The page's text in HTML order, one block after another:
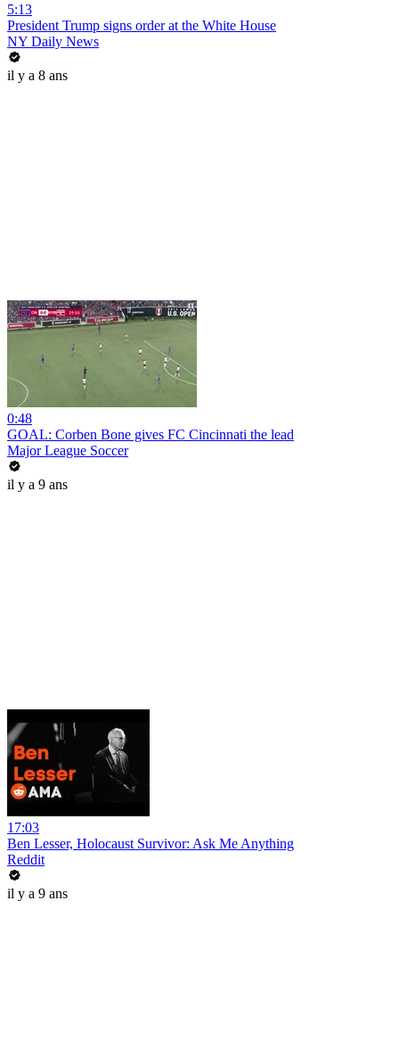
5:13
President Trump signs order at the White House
NY Daily News
il y a 8 ans
0:48
GOAL: Corben Bone gives FC Cincinnati the lead
Major League Soccer
il y a 9 ans
17:03
Ben Lesser, Holocaust Survivor: Ask Me Anything
Reddit
il y a 9 ans